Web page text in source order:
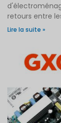
retours entre
Lire la suite »